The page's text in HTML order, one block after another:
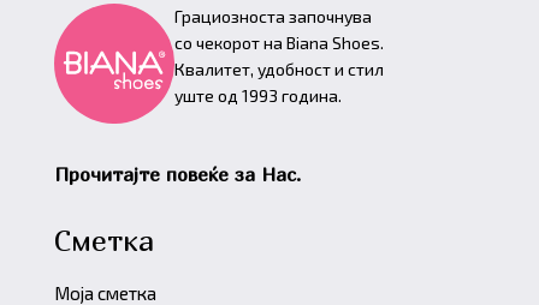
Грациозноста започнува
со чекорот на Biana Shoes.
Квалитет, удобност и стил
уште од 1993 година.
Прочитајте повеќе за Нас.
Сметка
Моја сметка